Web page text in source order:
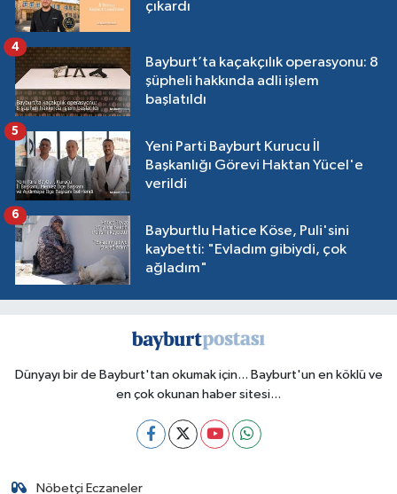
çıkardı
Bayburt’ta kaçakçılık operasyonu: 8
şüpheli hakkında adli işlem
başlatıldı
4
Yeni Parti Bayburt Kurucu İl
Başkanlığı Görevi Haktan Yücel'e
verildi
5
Bayburtlu Hatice Köse, Puli'sini
kaybetti: "Evladım gibiydi, çok
ağladım"
6
Dünyayı bir de Bayburt'tan okumak için... Bayburt'un en köklü ve
en çok okunan haber sitesi...
Nöbetçi Eczaneler